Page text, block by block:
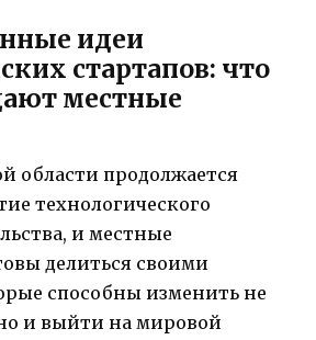
идеи
стартапов: что
местные
области продолжается
технологического
и местные
делиться своими
способны изменить не
и выйти на мировой